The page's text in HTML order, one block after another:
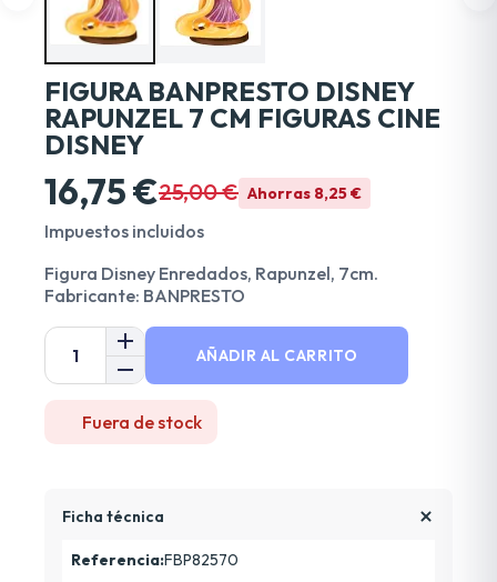
FIGURA BANPRESTO DISNEY
RAPUNZEL 7 CM FIGURAS CINE
DISNEY
16,75 €25,00 € Ahorras 8,25 €
Impuestos incluidos
Figura Disney Enredados, Rapunzel, 7cm.
Fabricante: BANPRESTO
AÑADIR AL CARRITO
Fuera de stock
Ficha técnica
Referencia:FBP82570